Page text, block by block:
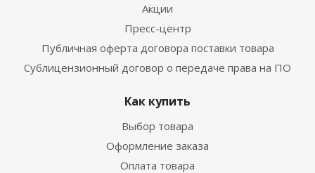
Акции
Пресс-центр
Публичная оферта договора поставки товара
Сублицензионный договор о передаче права на ПО
Как купить
Выбор товара
Оформление заказа
Оплата товара